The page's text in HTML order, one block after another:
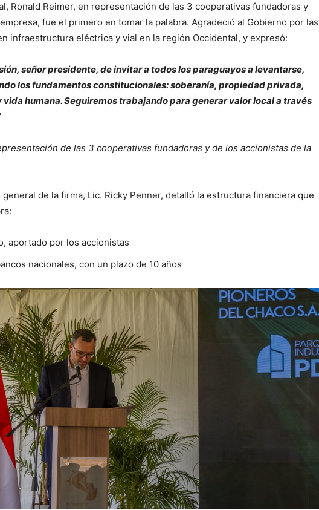
Ronald Reimer, en representación de las 3 cooperativas fundadoras y
fue el primero en tomar la palabra. Agradeció al Gobierno por las
infraestructura eléctrica y vial en la región Occidental, y expresó:
señor presidente, de invitar a todos los paraguayos a levantarse,
los fundamentos constitucionales: soberanía, propiedad privada,
humana. Seguiremos trabajando para generar valor local a través
de las 3 cooperativas fundadoras y de los accionistas de la
de la firma, Lic. Ricky Penner, detalló la estructura financiera que
aportado por los accionistas
nacionales, con un plazo de 10 años